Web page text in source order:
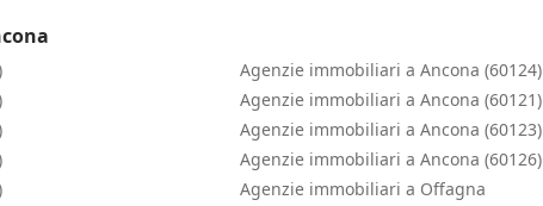
Agenzie immobiliari a Ancona (60124)
Agenzie immobiliari a Ancona (60121)
Agenzie immobiliari a Ancona (60123)
Agenzie immobiliari a Ancona (60126)
Agenzie immobiliari a Offagna